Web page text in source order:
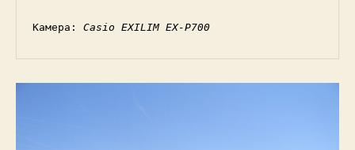
Камера: Casio EXILIM EX-P700